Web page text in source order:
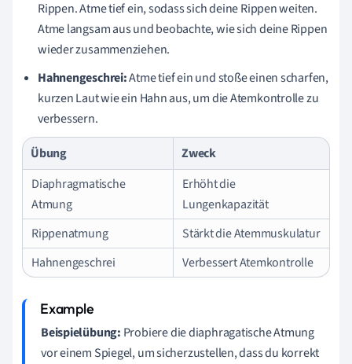
Rippen. Atme tief ein, sodass sich deine Rippen weiten.
Atme langsam aus und beobachte, wie sich deine Rippen
wieder zusammenziehen.
Hahnengeschrei:Atme tief ein und stoße einen scharfen,
kurzen Laut wie ein Hahn aus, um die Atemkontrolle zu
verbessern.
Übung
Zweck
Diaphragmatische
Atmung
Erhöht die
Lungenkapazität
Rippenatmung
Stärkt die Atemmuskulatur
Hahnengeschrei
Verbessert Atemkontrolle
Beispielübung: Probiere die diaphragatische Atmung
vor einem Spiegel, um sicherzustellen, dass du korrekt